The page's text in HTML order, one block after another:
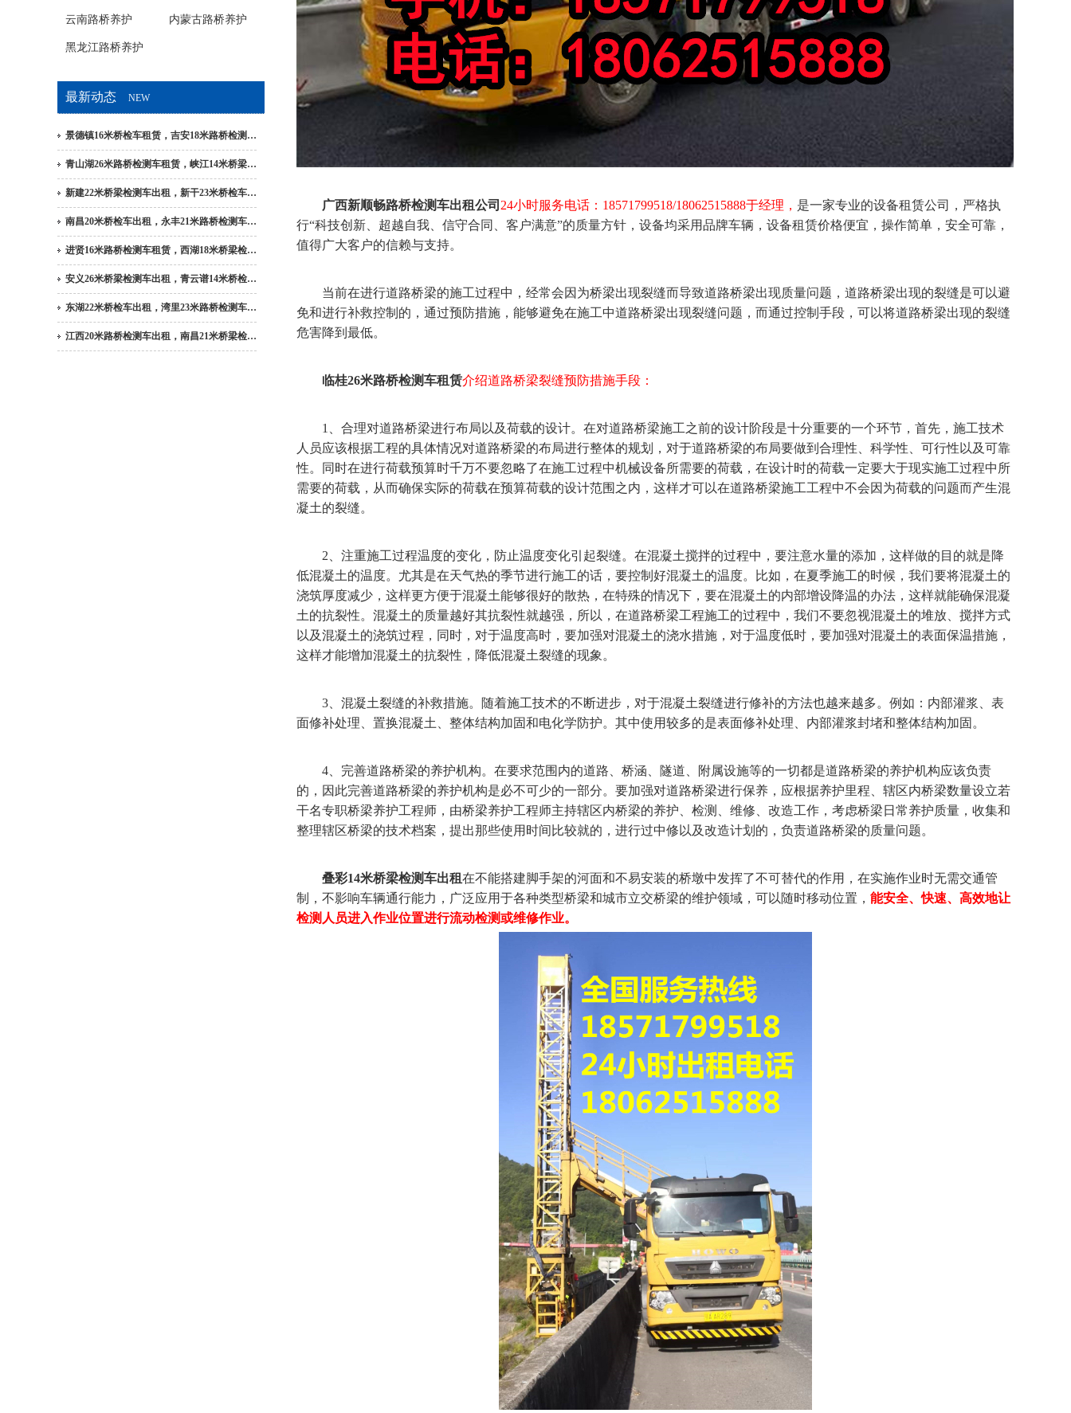
云南路桥养护 内蒙古路桥养护
黑龙江路桥养护
最新动态 NEW
景德镇16米桥检车租赁，吉安18米路桥检测…
青山湖26米路桥检测车租赁，峡江14米桥梁…
新建22米桥梁检测车出租，新干23米桥检车…
南昌20米桥检车出租，永丰21米路桥检测车…
进贤16米路桥检测车租赁，西湖18米桥梁检…
安义26米桥梁检测车出租，青云谱14米桥检…
东湖22米桥检车出租，湾里23米路桥检测车…
江西20米路桥检测车出租，南昌21米桥梁检…
广西新顺畅路桥检测车出租公司 24小时服务电话：18571799518/18062515888于经理， 是一家专业的设备租赁公司，严格执
行“科技创新、超越自我、信守合同、客户满意”的质量方针，设备均采用品牌车辆，设备租赁价格便宜，操作简单，安全可靠，
值得广大客户的信赖与支持。
当前在进行道路桥梁的施工过程中，经常会因为桥梁出现裂缝而导致道路桥梁出现质量问题，道路桥梁出现的裂缝是可以避
免和进行补救控制的，通过预防措施，能够避免在施工中道路桥梁出现裂缝问题，而通过控制手段，可以将道路桥梁出现的裂缝
危害降到最低。
临桂26米路桥检测车租赁介绍道路桥梁裂缝预防措施手段：
1、合理对道路桥梁进行布局以及荷载的设计。在对道路桥梁施工之前的设计阶段是十分重要的一个环节，首先，施工技术
人员应该根据工程的具体情况对道路桥梁的布局进行整体的规划，对于道路桥梁的布局要做到合理性、科学性、可行性以及可靠
性。同时在进行荷载预算时千万不要忽略了在施工过程中机械设备所需要的荷载，在设计时的荷载一定要大于现实施工过程中所
需要的荷载，从而确保实际的荷载在预算荷载的设计范围之内，这样才可以在道路桥梁施工工程中不会因为荷载的问题而产生混
凝土的裂缝。
2、注重施工过程温度的变化，防止温度变化引起裂缝。在混凝土搅拌的过程中，要注意水量的添加，这样做的目的就是降
低混凝土的温度。尤其是在天气热的季节进行施工的话，要控制好混凝土的温度。比如，在夏季施工的时候，我们要将混凝土的
浇筑厚度减少，这样更方便于混凝土能够很好的散热，在特殊的情况下，要在混凝土的内部增设降温的办法，这样就能确保混凝
土的抗裂性。混凝土的质量越好其抗裂性就越强，所以，在道路桥梁工程施工的过程中，我们不要忽视混凝土的堆放、搅拌方式
以及混凝土的浇筑过程，同时，对于温度高时，要加强对混凝土的浇水措施，对于温度低时，要加强对混凝土的表面保温措施，
这样才能增加混凝土的抗裂性，降低混凝土裂缝的现象。
3、混凝土裂缝的补救措施。随着施工技术的不断进步，对于混凝土裂缝进行修补的方法也越来越多。例如：内部灌浆、表
面修补处理、置换混凝土、整体结构加固和电化学防护。其中使用较多的是表面修补处理、内部灌浆封堵和整体结构加固。
4、完善道路桥梁的养护机构。在要求范围内的道路、桥涵、隧道、附属设施等的一切都是道路桥梁的养护机构应该负责
的，因此完善道路桥梁的养护机构是必不可少的一部分。要加强对道路桥梁进行保养，应根据养护里程、辖区内桥梁数量设立若
干名专职桥梁养护工程师，由桥梁养护工程师主持辖区内桥梁的养护、检测、维修、改造工作，考虑桥梁日常养护质量，收集和
整理辖区桥梁的技术档案，提出那些使用时间比较就的，进行过中修以及改造计划的，负责道路桥梁的质量问题。
叠彩14米桥梁检测车出租在不能搭建脚手架的河面和不易安装的桥墩中发挥了不可替代的作用，在实施作业时无需交通管
制，不影响车辆通行能力，广泛应用于各种类型桥梁和城市立交桥梁的维护领域，可以随时移动位置， 能安全、快速、高效地让
检测人员进入作业位置进行流动检测或维修作业。